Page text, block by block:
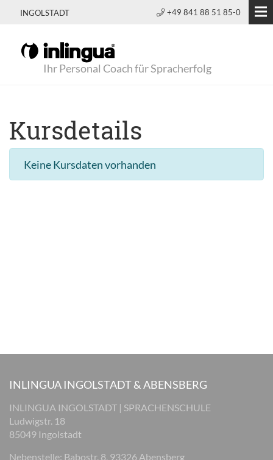
INGOLSTADT +49 841 88 51 85-0
Ihr Personal Coach für Spracherfolg
Kursdetails
Keine Kursdaten vorhanden
INLINGUA INGOLSTADT & ABENSBERG
INLINGUA INGOLSTADT | SPRACHENSCHULE
Ludwigstr. 18
85049 Ingolstadt
Nebenstelle: Babostr. 8, 93326 Abensberg